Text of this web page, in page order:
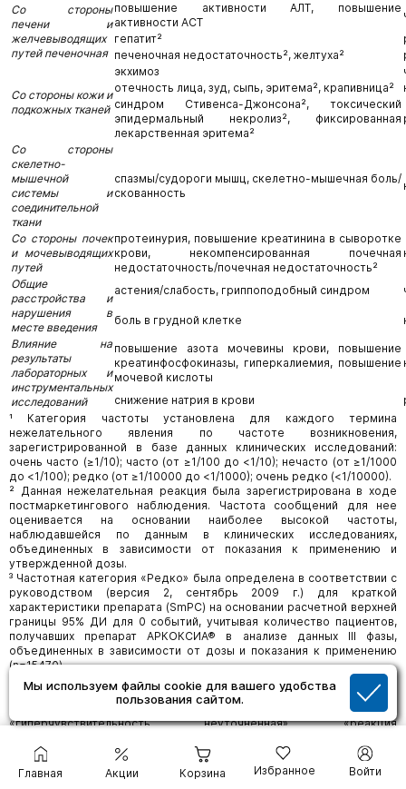
Мы используем файлы cookie для вашего удобства
пользования сайтом.
Главная Акции Корзина Избранное Войти
Со стороны
печени и
желчевыводящих
путей печеночная
повышение активности АЛТ, повышение
активности ACT
гепатит²
печеночная недостаточность², желтуха²
Со стороны кожи и
подкожных тканей
экхимоз
отечность лица, зуд, сыпь, эритема², крапивница²
синдром Стивенса-Джонсона², токсический
эпидермальный некролиз², фиксированная
лекарственная эритема²
Со стороны
скелетно-
мышечной
системы и
соединительной
ткани
спазмы/судороги мышц, скелетно-мышечная боль/
скованность
Со стороны почек
и мочевыводящих
путей
протеинурия, повышение креатинина в сыворотке
крови, некомпенсированная почечная
недостаточность/почечная недостаточность²
Общие
расстройства и
нарушения в
месте введения
астения/слабость, гриппоподобный синдром
боль в грудной клетке
Влияние на
результаты
лабораторных и
инструментальных
исследований
повышение азота мочевины крови, повышение
креатинфосфокиназы, гиперкалиемия, повышение
мочевой кислоты
снижение натрия в крови
¹ Категория частоты установлена для каждого термина
нежелательного явления по частоте возникновения,
зарегистрированной в базе данных клинических исследований:
очень часто (≥1/10); часто (от ≥1/100 до <1/10); нечасто (от ≥1/1000
до <1/100); редко (от ≥1/10000 до <1/1000); очень редко (<1/10000).
² Данная нежелательная реакция была зарегистрирована в ходе
постмаркетингового наблюдения. Частота сообщений для нее
оценивается на основании наиболее высокой частоты,
наблюдавшейся по данным в клинических исследованиях,
объединенных в зависимости от показания к применению и
утвержденной дозы.
³ Частотная категория «Редко» была определена в соответствии с
руководством (версия 2, сентябрь 2009 г.) для краткой
характеристики препарата (SmPC) на основании расчетной верхней
границы 95% ДИ для 0 событий, учитывая количество пациентов,
получавших препарат АРКОКСИА® в анализе данных III фазы,
объединенных в зависимости от дозы и показания к применению
(n=15470).
⁴ Гиперчувствительность включает термины «аллергия»,
«лекарственная аллергия», «гиперчувствительность к
лекарственному средству», «гиперчувствительность»,
«гиперчувствительность неуточненная», «реакция
⁵ По результатам данных анализа долгосрочных плацебо-
контролируемых и активконтролируемых клинических
исследований при применении селективных ингибиторов ЦОГ-2